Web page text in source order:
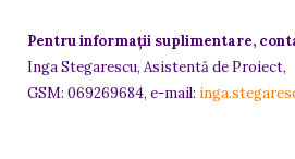
Pentru informații suplimentare,
Inga Stegarescu, Asistentă de Proiect,
GSM: 069269684, e-mail: